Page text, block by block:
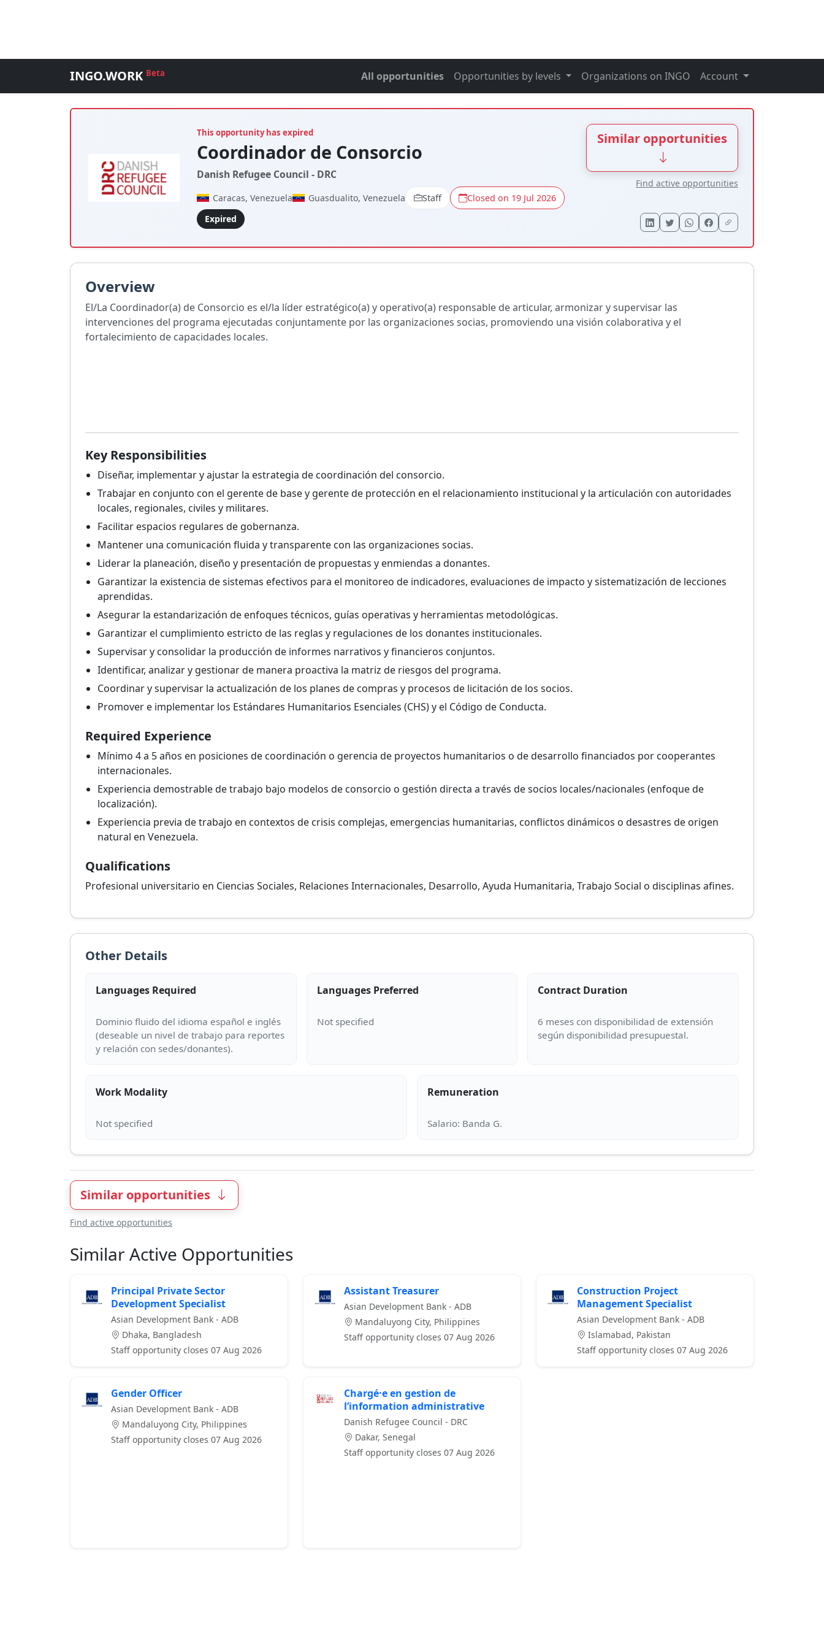
INGO.WORK Beta All opportunities Opportunities by levels Organizations on INGO Account
This opportunity has expired
Coordinador de Consorcio
Danish Refugee Council - DRC
Caracas, Venezuela Guasdualito, Venezuela Staff
Closed on 19 Jul 2026
Expired
Similar opportunities
Find active opportunities
Overview
El/La Coordinador(a) de Consorcio es el/la líder estratégico(a) y operativo(a) responsable de articular, armonizar y supervisar las
intervenciones del programa ejecutadas conjuntamente por las organizaciones socias, promoviendo una visión colaborativa y el
fortalecimiento de capacidades locales.
Key Responsibilities
Diseñar, implementar y ajustar la estrategia de coordinación del consorcio.
Trabajar en conjunto con el gerente de base y gerente de protección en el relacionamiento institucional y la articulación con autoridades
locales, regionales, civiles y militares.
Facilitar espacios regulares de gobernanza.
Mantener una comunicación fluida y transparente con las organizaciones socias.
Liderar la planeación, diseño y presentación de propuestas y enmiendas a donantes.
Garantizar la existencia de sistemas efectivos para el monitoreo de indicadores, evaluaciones de impacto y sistematización de lecciones
aprendidas.
Asegurar la estandarización de enfoques técnicos, guías operativas y herramientas metodológicas.
Garantizar el cumplimiento estricto de las reglas y regulaciones de los donantes institucionales.
Supervisar y consolidar la producción de informes narrativos y financieros conjuntos.
Identificar, analizar y gestionar de manera proactiva la matriz de riesgos del programa.
Coordinar y supervisar la actualización de los planes de compras y procesos de licitación de los socios.
Promover e implementar los Estándares Humanitarios Esenciales (CHS) y el Código de Conducta.
Required Experience
Mínimo 4 a 5 años en posiciones de coordinación o gerencia de proyectos humanitarios o de desarrollo financiados por cooperantes
internacionales.
Experiencia demostrable de trabajo bajo modelos de consorcio o gestión directa a través de socios locales/nacionales (enfoque de
localización).
Experiencia previa de trabajo en contextos de crisis complejas, emergencias humanitarias, conflictos dinámicos o desastres de origen
natural en Venezuela.
Qualifications
Profesional universitario en Ciencias Sociales, Relaciones Internacionales, Desarrollo, Ayuda Humanitaria, Trabajo Social o disciplinas afines.
Other Details
Languages Required
Dominio fluido del idioma español e inglés
(deseable un nivel de trabajo para reportes
Languages Preferred Contract Duration
6 meses con disponibilidad de extensión
Work Modality Remuneration
Similar opportunities
Find active opportunities
Similar Active Opportunities
Principal Private Sector
Development Specialist
Asian Development Bank - ADB
Dhaka, Bangladesh
Staff opportunity closes 07 Aug 2026
Assistant Treasurer
Asian Development Bank - ADB
Mandaluyong City, Philippines
Staff opportunity closes 07 Aug 2026
Construction Project
Management Specialist
Asian Development Bank - ADB
Islamabad, Pakistan
Staff opportunity closes 07 Aug 2026
Gender Officer
Asian Development Bank - ADB
Mandaluyong City, Philippines
Staff opportunity closes 07 Aug 2026
Chargé·e en gestion de
l’information administrative
Danish Refugee Council - DRC
Dakar, Senegal
Staff opportunity closes 07 Aug 2026